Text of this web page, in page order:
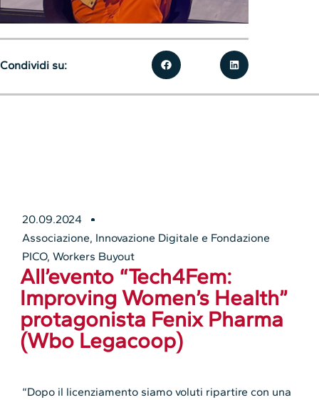
20.09.2024
Associazione, Innovazione Digitale e Fondazione
PICO,Workers Buyout
All’evento “Tech4Fem:
Improving Women’s Health”
protagonista Fenix Pharma
(Wbo Legacoop)
“Dopo il licenziamento siamo voluti ripartire con una
Condividi su: